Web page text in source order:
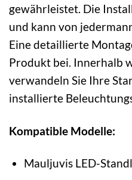
gewährleistet. Die
und kann von
Eine detaillierte
Produkt bei. Innerhalb
verwandeln Sie Ihre
installierte
Kompatible Modelle:
Mauljuvis LED-